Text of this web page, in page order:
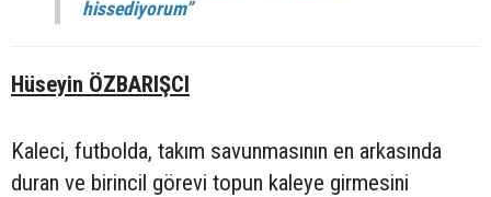
hissediyorum”
Hüseyin ÖZBARIŞCI
Kaleci, futbolda, takım savunmasının en arkasında
duran ve birincil görevi topun kaleye girmesini